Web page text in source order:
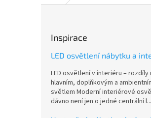
Inspirace
LED osvětlení nábytku a
LED osvětlení v interiéru – rozdíly
hlavním, doplňkovým a
světlem Moderní interiérové
dávno není jen o jedné centrální l...